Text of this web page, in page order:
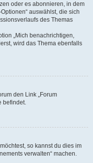
oder es abonnieren, in dem
auswählst, die sich
des Themas
„Mich benachrichtigen,
wird das Thema ebenfalls
den Link „Forum
befindet.
so kannst du dies im
verwalten“ machen.